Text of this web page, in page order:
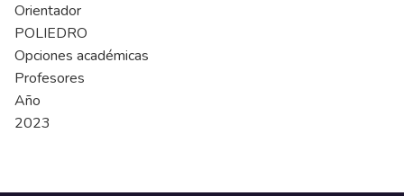
Orientador
POLIEDRO
Opciones académicas
Profesores
Año
2023